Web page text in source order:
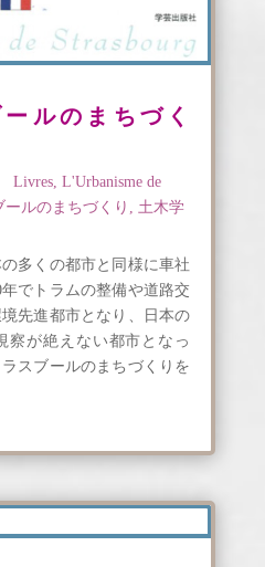
ルのまちづく
Livres, L'Urbanisme de
ルのまちづくり
土木学
多くの都市と同様に車社
でトラムの整備や道路交
先進都市となり、日本の
察が絶えない都市となっ
スブールのまちづくりを